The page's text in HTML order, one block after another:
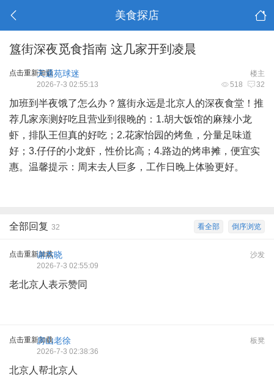
美食探店
簋街深夜觅食指南 这几家开到凌晨
点击重新加载 楼主
天通苑球迷
518 32
2026-7-3 02:55:13
加班到半夜饿了怎么办？簋街永远是北京人的深夜食堂！推
荐几家亲测好吃且营业到很晚的：1.胡大饭馆的麻辣小龙
虾，排队王但真的好吃；2.花家怡园的烤鱼，分量足味道
好；3.仔仔的小龙虾，性价比高；4.路边的烤串摊，便宜实
惠。温馨提示：周末去人巨多，工作日晚上体验更好。
倒序浏览
看全部
全部回复 32
点击重新加载 沙发
谢杰晓
2026-7-3 02:55:09
老北京人表示赞同
点击重新加载 板凳
房山老徐
2026-7-3 02:38:36
北京人帮北京人